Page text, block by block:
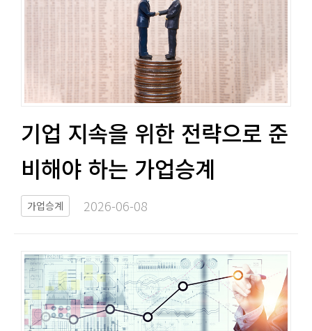
기업 지속을 위한 전략으로 준
비해야 하는 가업승계​​
가업승계 2026-06-08​